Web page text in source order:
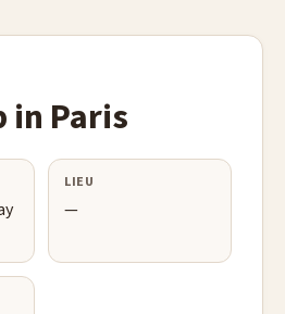
in Paris
LIEU
—